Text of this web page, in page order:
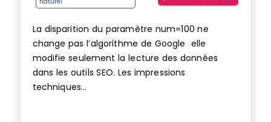
La disparition du paramètre num=100 ne
change pas l’algorithme de Google elle
modifie seulement la lecture des données
dans les outils SEO. Les impressions
techniques...